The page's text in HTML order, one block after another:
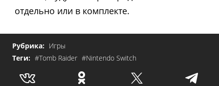
отдельно или в комплекте.
Рубрика: Игры
Теги: #Tomb Raider #Nintendo Switch